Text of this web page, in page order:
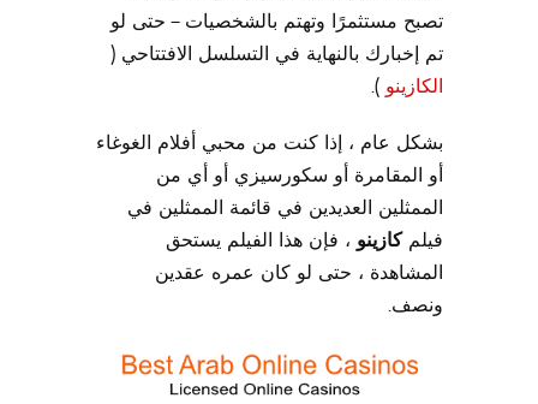
تصبح مستثمرًا وتهتم بالشخصيات – حتى لو
تم إخبارك بالنهاية في التسلسل الافتتاحي (
الكازينو ).
بشكل عام ، إذا كنت من محبي أفلام الغوغاء
أو المقامرة أو سكورسيزي أو أي من
الممثلين العديدين في قائمة الممثلين في
فيلمكازينو ، فإن هذا الفيلم يستحق
المشاهدة ، حتى لو كان عمره عقدين
ونصف.